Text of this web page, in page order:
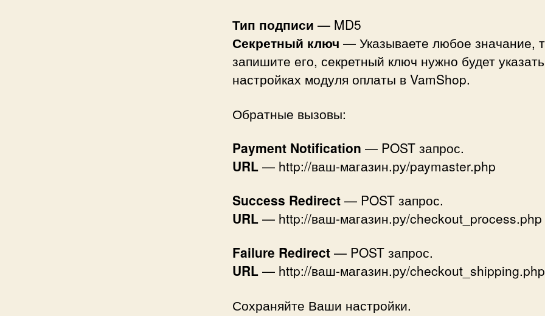
Тип подписи — MD5
Секретный ключ — Указываете любое значание,
запишите его, секретный ключ нужно будет
настройках модуля оплаты в VamShop.
Обратные вызовы:
Payment Notification — POST запрос.
URL — http://ваш-магазин.ру/paymaster.php
Success Redirect — POST запрос.
URL — http://ваш-магазин.ру/checkout_process.php
Failure Redirect — POST запрос.
URL — http://ваш-магазин.ру/checkout_shipping.php
Сохраняйте Ваши настройки.